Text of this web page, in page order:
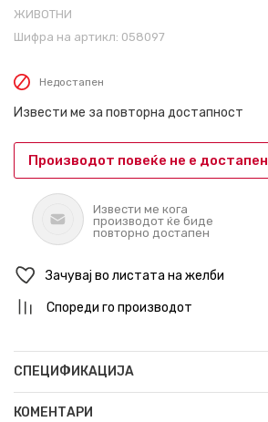
ЖИВОТНИ
Шифра на артикл: 058097
Недостапен
Извести ме за повторна достапност
Производот повеќе не е достапен
Извести ме кога
производот ќе биде
повторно достапен
Зачувај во листата на желби
Спореди го производот
СПЕЦИФИКАЦИЈА
КОМЕНТАРИ